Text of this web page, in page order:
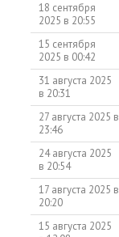
18 сентября
2025 в 20:55
15 сентября
2025 в 00:42
31 августа 2025
в 20:31
27 августа 2025 в
23:46
24 августа 2025
в 20:54
17 августа 2025 в
20:20
15 августа 2025